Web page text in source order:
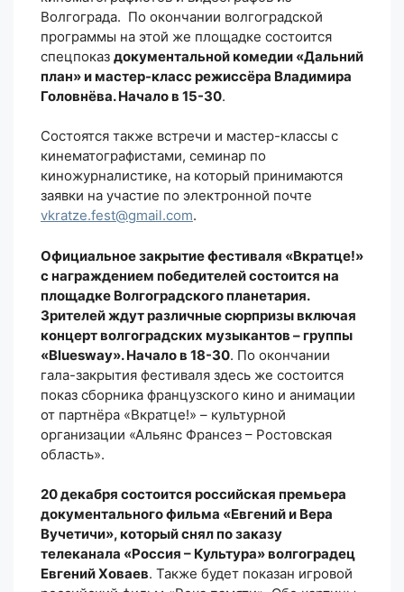
Волгограда. По окончании волгоградской
программы на этой же площадке состоится
спецпоказ документальной комедии «Дальний
план» и мастер-класс режиссёра Владимира
Головнёва. Начало в 15-30.
Состоятся также встречи и мастер-классы с
кинематографистами, семинар по
киножурналистике, на который принимаются
заявки на участие по электронной почте
vkratze.fest@gmail.com.
Официальное закрытие фестиваля «Вкратце!»
с награждением победителей состоится на
площадке Волгоградского планетария.
Зрителей ждут различные сюрпризы включая
концерт волгоградских музыкантов – группы
«Bluesway». Начало в 18-30. По окончании
гала-закрытия фестиваля здесь же состоится
показ сборника французского кино и анимации
от партнёра «Вкратце!» – культурной
организации «Альянс Франсез – Ростовская
область».
20 декабря состоится российская премьера
документального фильма «Евгений и Вера
Вучетичи», который снял по заказу
телеканала «Россия – Культура» волгоградец
Евгений Ховаев. Также будет показан игровой